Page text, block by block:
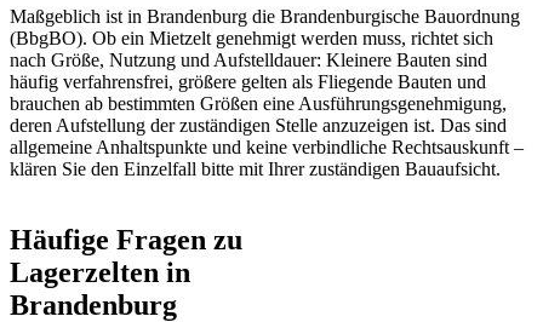
Maßgeblich ist in Brandenburg die Brandenburgische Bauordnung
(BbgBO). Ob ein Mietzelt genehmigt werden muss, richtet sich
nach Größe, Nutzung und Aufstelldauer: Kleinere Bauten sind
häufig verfahrensfrei, größere gelten als Fliegende Bauten und
brauchen ab bestimmten Größen eine Ausführungsgenehmigung,
deren Aufstellung der zuständigen Stelle anzuzeigen ist. Das sind
allgemeine Anhaltspunkte und keine verbindliche Rechtsauskunft –
klären Sie den Einzelfall bitte mit Ihrer zuständigen Bauaufsicht.
Häufige Fragen zu
Lagerzelten in
Brandenburg